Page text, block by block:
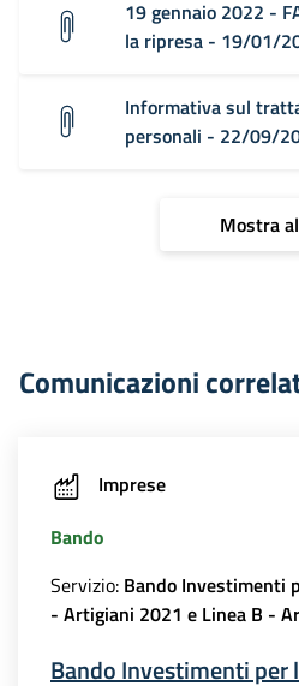
19 gennaio 2022 -
la ripresa - 19/01/
Informativa sul
personali - 22/09/
Mostra
Comunicazioni
Imprese
Bando
Servizio: Bando Investimenti
- Artigiani 2021 e Linea B -
Bando Investimenti per